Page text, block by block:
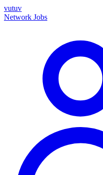
vutuv
Network Jobs